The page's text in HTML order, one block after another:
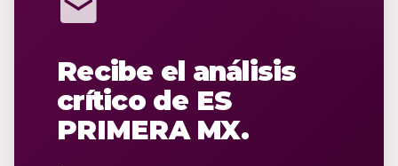
Recibe el análisis
crítico de ES
PRIMERA MX.